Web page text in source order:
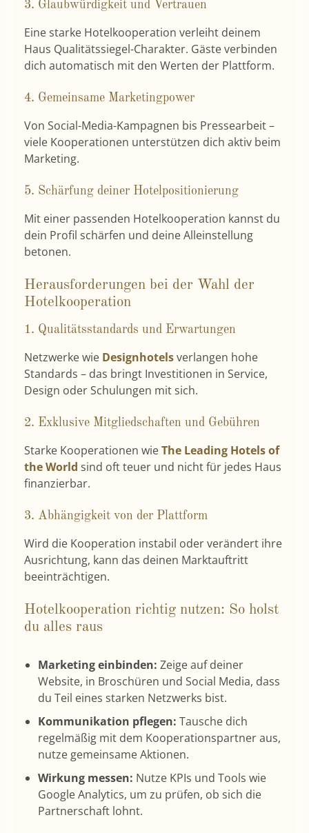
3. Glaubwürdigkeit und Vertrauen
Eine starke Hotelkooperation verleiht deinem
Haus Qualitätssiegel-Charakter. Gäste verbinden
dich automatisch mit den Werten der Plattform.
4. Gemeinsame Marketingpower
Von Social-Media-Kampagnen bis Pressearbeit –
viele Kooperationen unterstützen dich aktiv beim
Marketing.
5. Schärfung deiner Hotelpositionierung
Mit einer passenden Hotelkooperation kannst du
dein Profil schärfen und deine Alleinstellung
betonen.
Herausforderungen bei der Wahl der
Hotelkooperation
1. Qualitätsstandards und Erwartungen
Netzwerke wie Designhotelsverlangen hohe
Standards – das bringt Investitionen in Service,
Design oder Schulungen mit sich.
2. Exklusive Mitgliedschaften und Gebühren
Starke Kooperationen wieThe Leading Hotels of
the World sind oft teuer und nicht für jedes Haus
finanzierbar.
3. Abhängigkeit von der Plattform
Wird die Kooperation instabil oder verändert ihre
Ausrichtung, kann das deinen Marktauftritt
beeinträchtigen.
Hotelkooperation richtig nutzen: So holst
du alles raus
Marketing einbinden: Zeige auf deiner
Website, in Broschüren und Social Media, dass
du Teil eines starken Netzwerks bist.
Kommunikation pflegen: Tausche dich
regelmäßig mit dem Kooperationspartner aus,
nutze gemeinsame Aktionen.
Wirkung messen: Nutze KPIs und Tools wie
Google Analytics, um zu prüfen, ob sich die
Partnerschaft lohnt.